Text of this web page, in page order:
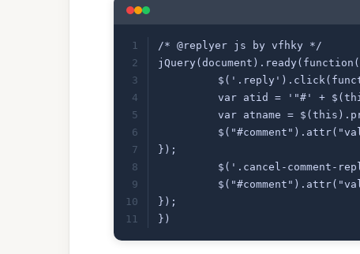
/* @replyer js by vfhky */
var atid = '"#' +
var atname =
});
});
})